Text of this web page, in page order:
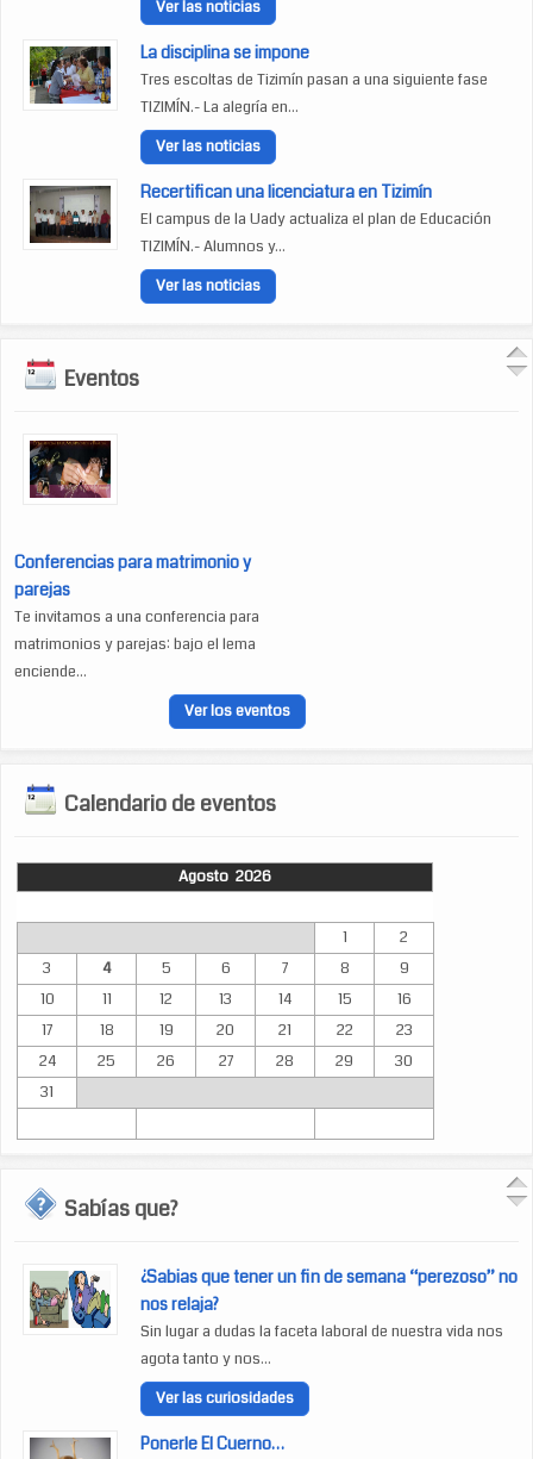
Ver las noticias
La disciplina se impone
Tres escoltas de Tizimín pasan a una siguiente fase
TIZIMÍN.- La alegría en...
Ver las noticias
Recertifican una licenciatura en Tizimín
El campus de la Uady actualiza el plan de Educación
TIZIMÍN.- Alumnos y...
Ver las noticias
Eventos
Conferencias para matrimonio y
parejas
Te invitamos a una conferencia para
matrimonios y parejas: bajo el lema
enciende...
Ver los eventos
Calendario de eventos
Agosto 2026
1
2
3
4 5 6 7 8
9
10
11 12 13 14 15
16
17
18 19 20 21 22
23
24
25 26 27 28 29
30
31
Sabías que?
¿Sabias que tener un fin de semana “perezoso” no
nos relaja?
Sin lugar a dudas la faceta laboral de nuestra vida nos
agota tanto y nos...
Ver las curiosidades
Ponerle El Cuerno…